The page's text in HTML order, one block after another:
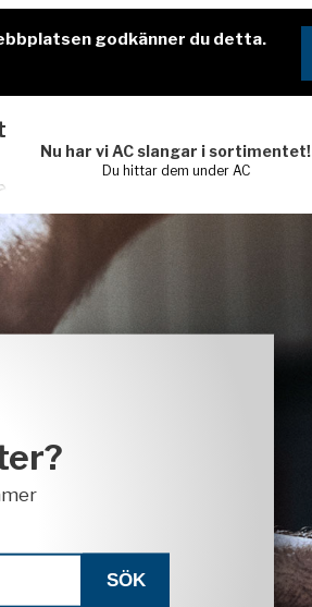
godkänner du detta.
Nu har vi AC slangar i sortimentet!
Du hittar dem under AC